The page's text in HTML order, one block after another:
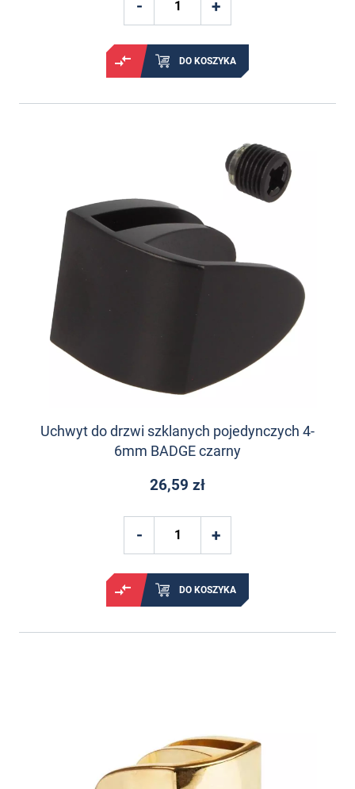
DO KOSZYKA
Uchwyt do drzwi szklanych pojedynczych 4-
6mm BADGE czarny
26,59 zł
DO KOSZYKA